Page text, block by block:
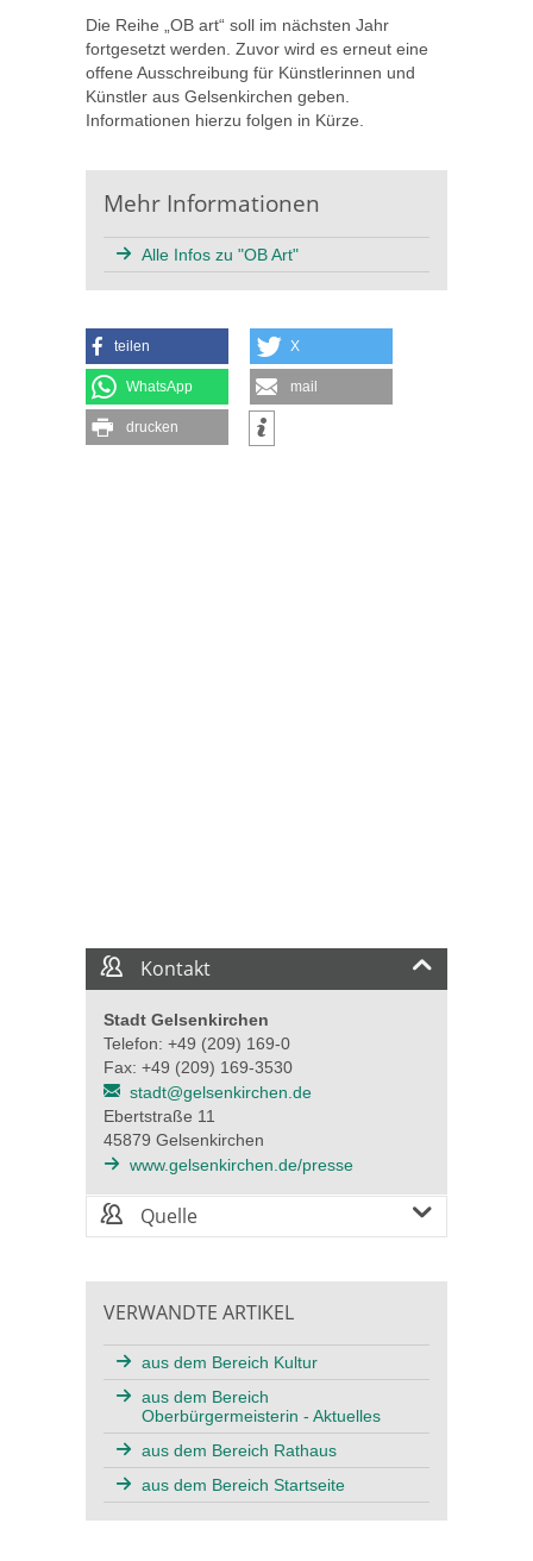
Die Reihe „OB art“ soll im nächsten Jahr
fortgesetzt werden. Zuvor wird es erneut eine
offene Ausschreibung für Künstlerinnen und
Künstler aus Gelsenkirchen geben.
Informationen hierzu folgen in Kürze.
Mehr Informationen
Alle Infos zu "OB Art"
teilen X
WhatsApp mail
drucken
Kontakt
Stadt Gelsenkirchen
Telefon: +49 (209) 169-0
Fax: +49 (209) 169-3530
stadt@gelsenkirchen.de
Ebertstraße 11
45879 Gelsenkirchen
www.gelsenkirchen.de/presse
Quelle
VERWANDTE ARTIKEL
aus dem Bereich Kultur
aus dem Bereich
Oberbürgermeisterin - Aktuelles
aus dem Bereich Rathaus
aus dem Bereich Startseite